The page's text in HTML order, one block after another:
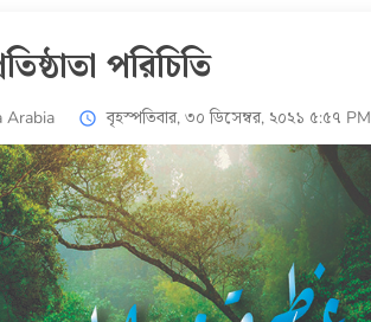
পরিচিতি
Arabia access_time বৃহস্পতিবার, ৩০ ডিসেম্বর, ২০২১ ৫:৫৭ PM